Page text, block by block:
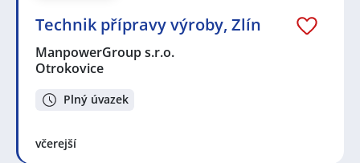
Technik přípravy výroby, Zlín
ManpowerGroup s.r.o.
Otrokovice
Plný úvazek
včerejší